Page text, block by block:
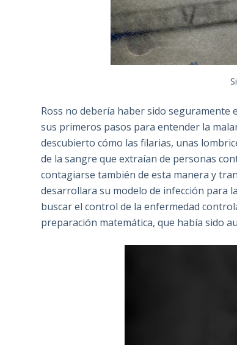
Ross no debería haber sido seguramente
sus primeros pasos para entender la
descubierto cómo las filarias, unas
de la sangre que extraían de personas
contagiarse también de esta manera y
desarrollara su modelo de infección para
buscar el control de la enfermedad
preparación matemática, que había sido